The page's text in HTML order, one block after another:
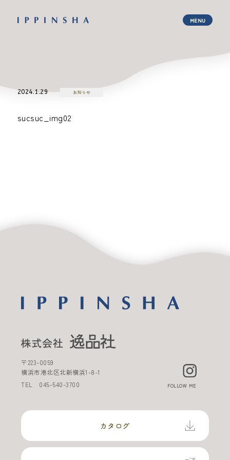
2024.1.29 お知らせ
sucsuc_img02
〒223-0059
横浜市港北区北新横浜1-8-1
TEL 045-540-3700 FOLLOW ME
カタログ